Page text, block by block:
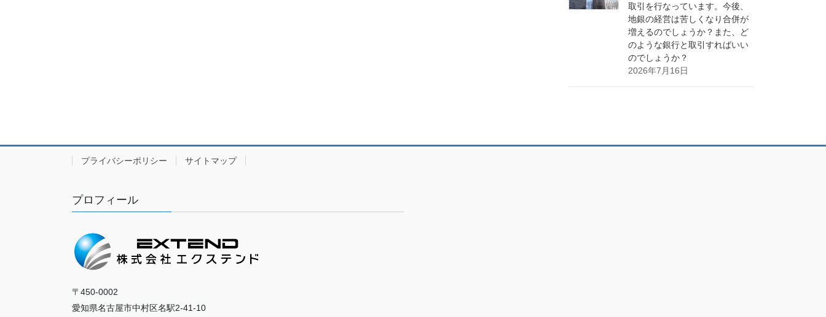
取引を行なっています。今後、
地銀の経営は苦しくなり合併が
増えるのでしょうか？また、ど
のような銀行と取引すればいい
のでしょうか？
2026年7月16日
プライバシーポリシー サイトマップ
プロフィール
〒450-0002
愛知県名古屋市中村区名駅2-41-10